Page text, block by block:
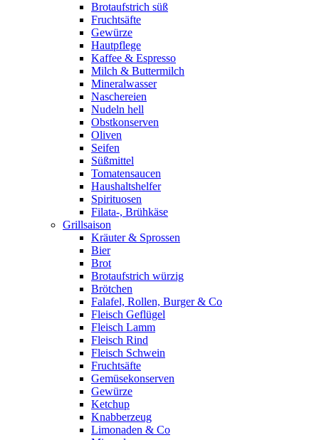
Brotaufstrich süß
Fruchtsäfte
Gewürze
Hautpflege
Kaffee & Espresso
Milch & Buttermilch
Mineralwasser
Naschereien
Nudeln hell
Obstkonserven
Oliven
Seifen
Süßmittel
Tomatensaucen
Haushaltshelfer
Spirituosen
Filata-, Brühkäse
Grillsaison
Kräuter & Sprossen
Bier
Brot
Brotaufstrich würzig
Brötchen
Falafel, Rollen, Burger & Co
Fleisch Geflügel
Fleisch Lamm
Fleisch Rind
Fleisch Schwein
Fruchtsäfte
Gemüsekonserven
Gewürze
Ketchup
Knabberzeug
Limonaden & Co